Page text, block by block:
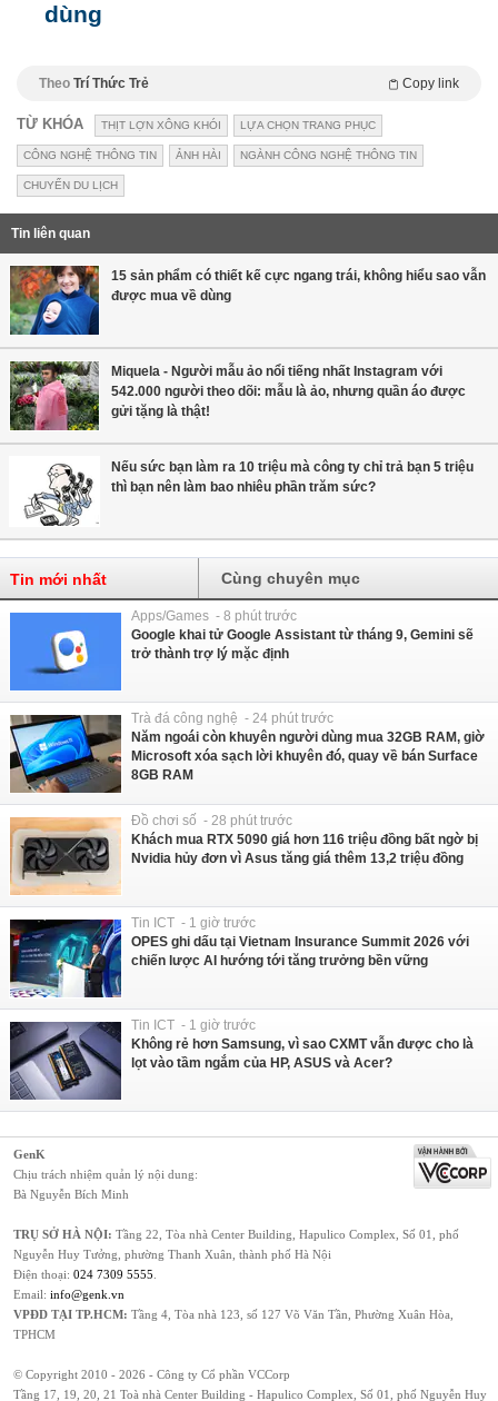
dùng
Theo Trí Thức Trẻ Copy link
TỪ KHÓA THỊT LỢN XÔNG KHÓI LỰA CHỌN TRANG PHỤC
CÔNG NGHỆ THÔNG TIN ẢNH HÀI NGÀNH CÔNG NGHỆ THÔNG TIN
CHUYẾN DU LỊCH
Tin liên quan
15 sản phẩm có thiết kế cực ngang trái, không hiểu sao vẫn
được mua về dùng
Miquela - Người mẫu ảo nổi tiếng nhất Instagram với
542.000 người theo dõi: mẫu là ảo, nhưng quần áo được
gửi tặng là thật!
Nếu sức bạn làm ra 10 triệu mà công ty chỉ trả bạn 5 triệu
thì bạn nên làm bao nhiêu phần trăm sức?
Tin mới nhất Cùng chuyên mục
Apps/Games - 8 phút trước
Google khai tử Google Assistant từ tháng 9, Gemini sẽ
trở thành trợ lý mặc định
Trà đá công nghệ - 24 phút trước
Năm ngoái còn khuyên người dùng mua 32GB RAM, giờ
Microsoft xóa sạch lời khuyên đó, quay về bán Surface
8GB RAM
Đồ chơi số - 28 phút trước
Khách mua RTX 5090 giá hơn 116 triệu đồng bất ngờ bị
Nvidia hủy đơn vì Asus tăng giá thêm 13,2 triệu đồng
Tin ICT - 1 giờ trước
OPES ghi dấu tại Vietnam Insurance Summit 2026 với
chiến lược AI hướng tới tăng trưởng bền vững
Tin ICT - 1 giờ trước
Không rẻ hơn Samsung, vì sao CXMT vẫn được cho là
lọt vào tầm ngắm của HP, ASUS và Acer?
GenK
Chịu trách nhiệm quản lý nội dung:
Bà Nguyễn Bích Minh
TRỤ SỞ HÀ NỘI: Tầng 22, Tòa nhà Center Building, Hapulico Complex, Số 01, phố
Nguyễn Huy Tưởng, phường Thanh Xuân, thành phố Hà Nội
Điện thoại: 024 7309 5555.
Email: info@genk.vn
VPĐD TẠI TP.HCM: Tầng 4, Tòa nhà 123, số 127 Võ Văn Tần, Phường Xuân Hòa,
TPHCM
© Copyright 2010 - 2026 - Công ty Cổ phần VCCorp
Tầng 17, 19, 20, 21 Toà nhà Center Building - Hapulico Complex, Số 01, phố Nguyễn Huy